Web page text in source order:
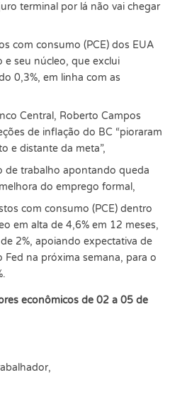
terminal por lá não vai chegar
com consumo (PCE) dos EUA
e seu núcleo, que exclui
0,3%, em linha com as
Central, Roberto Campos
de inflação do BC “pioraram
e distante da meta”,
de trabalho apontando queda
do emprego formal,
com consumo (PCE) dentro
em alta de 4,6% em 12 meses,
2%, apoiando expectativa de
na próxima semana, para o
econômicos de 02 a 05 de